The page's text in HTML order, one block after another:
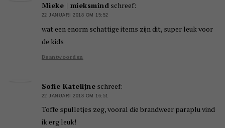
Mieke | mieksmind schreef:
22 JANUARI 2018 OM 15:52
wat een enorm schattige items zijn dit, super leuk voor
de kids
Beantwoorden
Sofie Katelijne schreef:
22 JANUARI 2018 OM 16:51
Toffe spulletjes zeg, vooral die brandweer paraplu vind
ik erg leuk!